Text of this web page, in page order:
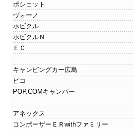
ポシェット
ヴォーノ
ホビクル
ホビクルＮ
ＥＣ
キャンピングカー広島
ピコ
POP.COMキャンパー
アネックス
コンポーザーＥＲwithファミリー